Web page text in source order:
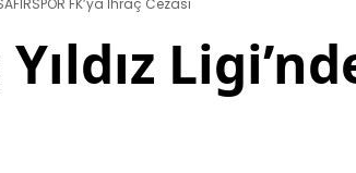
FK’ya İhraç Cezası